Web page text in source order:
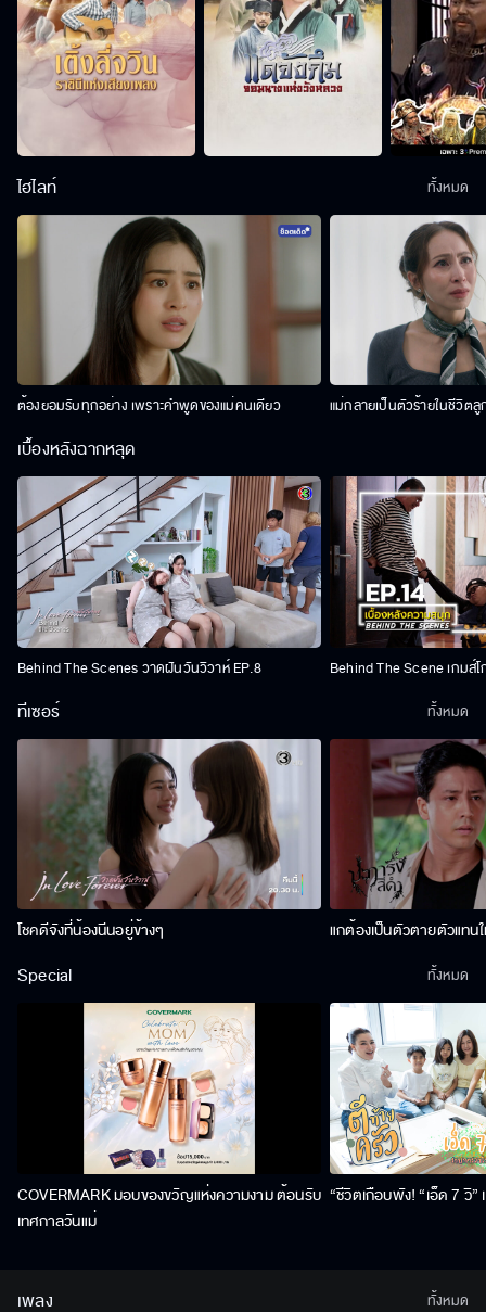
ไฮไลท์
ต้องยอมรับทุกอย่าง เพราะคำพูดของแม่คนเดียว แม่กลายเป็นตัวร้ายในชีวิตลู
ทั้งหมด
เบื้องหลังฉากหลุด
Behind The Scenes วาดฝันวันวิวาห์ EP.8 Behind The Scene เกมส์
ทีเซอร์
โชคดีจังที่น้องนีนอยู่ข้างๆ แกต้องเป็นตัวตายตัวแทน
ทั้งหมด
Special
COVERMARK มอบของขวัญแห่งความงาม ต้อนรับ
เทศกาลวันแม่
“ชีวิตเกือบพัง! “เอ็ด 7 วิ
ทั้งหมด
เพลง ทั้งหมด